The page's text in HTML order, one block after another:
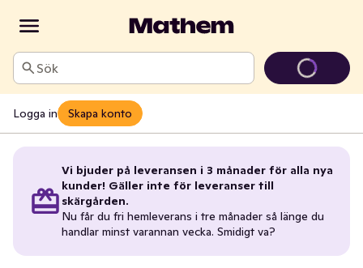
Sök
Logga in Skapa konto
Vi bjuder på leveransen i 3 månader för alla nya
kunder! Gäller inte för leveranser till
skärgården.
Nu får du fri hemleverans i tre månader så länge du
handlar minst varannan vecka. Smidigt va?